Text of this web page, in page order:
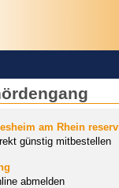
am Rhein
günstig mitbestellen
abmelden